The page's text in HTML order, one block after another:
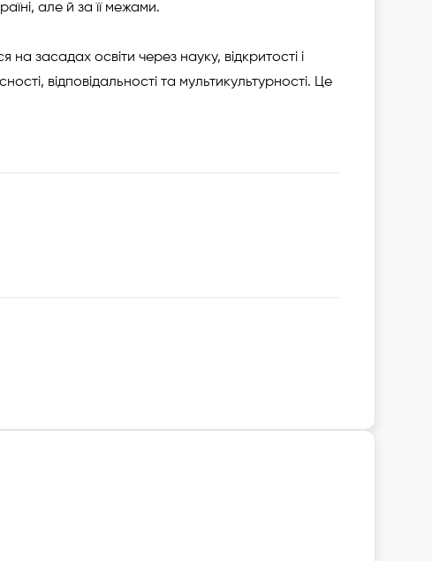
але й за її межами.
на засадах освіти через науку, відкритості і
відповідальності та мультикультурності. Це